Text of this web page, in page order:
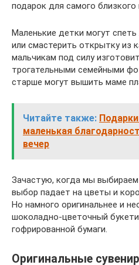
подарок для самого близкого
Маленькие детки могут
или смастерить открытку из
мальчикам под силу
трогательными семейными
старше могут вышить маме
Читайте также:
маленькая
вечер
Зачастую, когда мы
выбор падает на цветы и
Но намного оригинальнее и
шоколадно-цветочный
гофрированной бумаги.
Оригинальные